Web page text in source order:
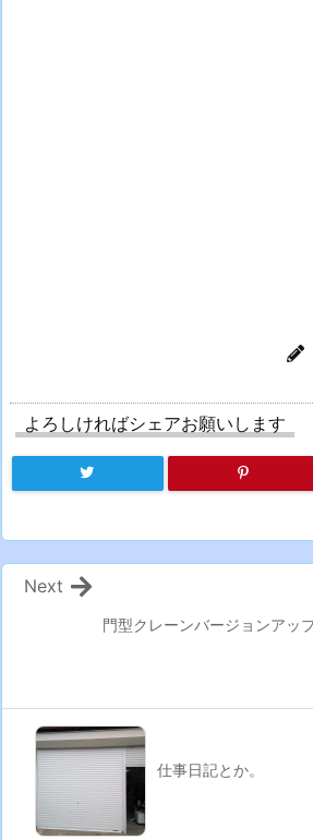
よろしければシェアお願いします
門型クレーンバージョンアップ
Next
仕事日記とか。